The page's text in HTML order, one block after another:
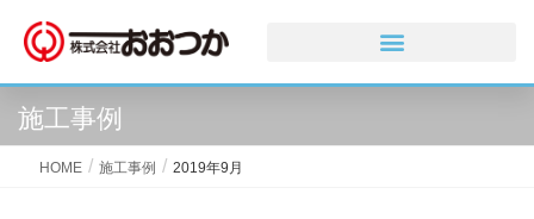
施工事例
HOME 施工事例 2019年9月